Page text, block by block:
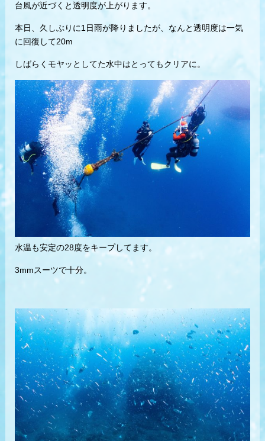
台風が近づくと透明度が上がります。
本日、久しぶりに1日雨が降りましたが、なんと透明度は一気
に回復して20m
しばらくモヤッとしてた水中はとってもクリアに。
水温も安定の28度をキープしてます。
3mmスーツで十分。